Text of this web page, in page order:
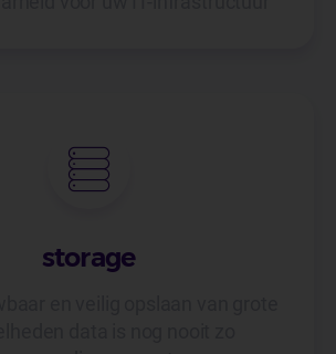
storage